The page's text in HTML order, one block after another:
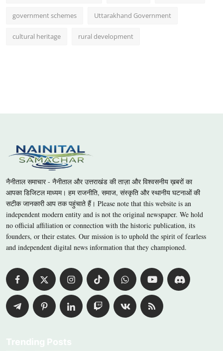
government schemes Uttarakhand Government
cultural heritage rural development
नैनीताल समाचार - नैनीताल और उत्तराखंड की ताज़ा और विश्वसनीय ख़बरों का
आपका डिजिटल माध्यम। हम राजनीति, समाज, संस्कृति और स्थानीय घटनाओं की
सटीक जानकारी आप तक पहुंचाते हैं। Please note that this website is an
independent modern entity and is not the original newspaper. We hold
no official affiliation or connection with the historic publication, its
founders, or their estates. Our mission is to uphold the spirit of fearless
and independent digital news information that they championed.
Trending Posts